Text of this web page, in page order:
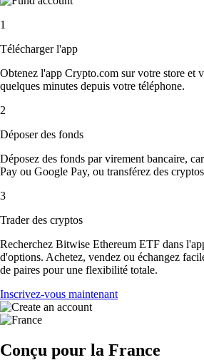
1
Télécharger l'app
Obtenez l'app Crypto.com sur votre store et
quelques minutes depuis votre téléphone.
2
Déposer des fonds
Déposez des fonds par virement bancaire,
Pay ou Google Pay, ou transférez des
3
Trader des cryptos
Recherchez Bitwise Ethereum ETF dans
d'options. Achetez, vendez ou échangez
de paires pour une flexibilité totale.
Inscrivez-vous maintenant
Conçu pour la France